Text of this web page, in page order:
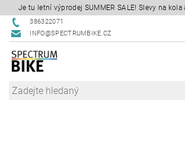
Je tu letní výprodej SUMMER SALE! Slevy na kola
386322071
INFO@SPECTRUMBIKE.CZ